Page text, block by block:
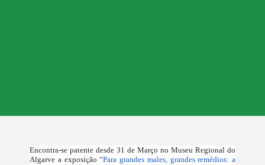
Encontra-se patente desde 31 de Março no Museu Regional do
Algarve a exposição “Para grandes males, grandes remédios: a